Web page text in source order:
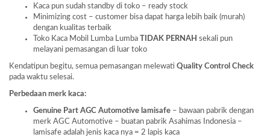
Kaca pun sudah standby di toko – ready stock
Minimizing cost – customer bisa dapat harga lebih baik (murah)
dengan kualitas terbaik
Toko Kaca Mobil Lumba Lumba TIDAK PERNAH sekali pun
melayani pemasangan di luar toko
Kendatipun begitu, semua pemasangan melewati Quality Control Check
pada waktu selesai.
Perbedaan merk kaca:
Genuine Part AGC Automotive lamisafe – bawaan pabrik dengan
merk AGC Automotive – buatan pabrik Asahimas Indonesia –
lamisafe adalah jenis kaca nya = 2 lapis kaca